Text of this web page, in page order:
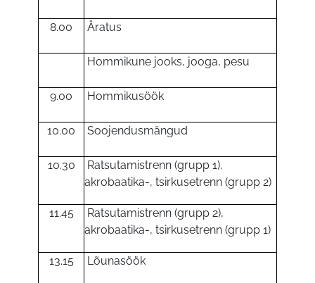
8.00 Äratus
Hommikune jooks, jooga, pesu
9.00 Hommikusöök
10.00 Soojendusmängud
10.30
Ratsutamistrenn (grupp 1),
akrobaatika-, tsirkusetrenn (grupp 2)
11.45
Ratsutamistrenn (grupp 2),
akrobaatika-, tsirkusetrenn (grupp 1)
13.15 Lõunasöök